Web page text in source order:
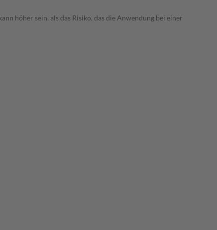
höher sein, als das Risiko, das die Anwendung bei einer